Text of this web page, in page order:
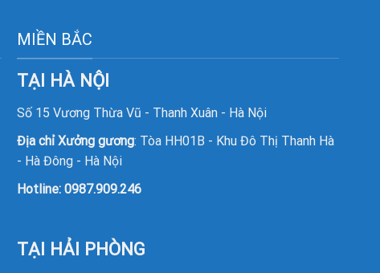
MIỀN BẮC
TẠI HÀ NỘI
Số 15 Vương Thừa Vũ - Thanh Xuân - Hà Nội
Địa chỉ Xưởng gương: Tòa HH01B - Khu Đô Thị Thanh Hà
- Hà Đông - Hà Nội
Hotline:0987.909.246
TẠI HẢI PHÒNG